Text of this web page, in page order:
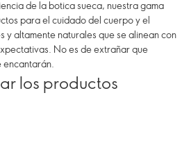
de la botica sueca, nuestra gama
para el cuidado del cuerpo y el
y altamente naturales que se alinean con
No es de extrañar que
encantarán.
los productos